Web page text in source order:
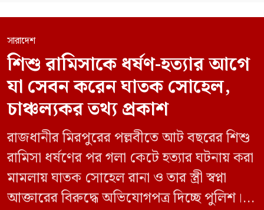
সারাদেশ
শিশু রামিসাকে ধর্ষণ-হত্যার আগে
যা সেবন করেন ঘাতক সোহেল,
চাঞ্চল্যকর তথ্য প্রকাশ
রাজধানীর মিরপুরের পল্লবীতে আট বছরের শিশু
রামিসা ধর্ষণের পর গলা কেটে হত্যার ঘটনায় করা
মামলায় ঘাতক সোহেল রানা ও তার স্ত্রী স্বপ্না
আক্তারের বিরুদ্ধে অভিযোগপত্র দিচ্ছে পুলিশ।